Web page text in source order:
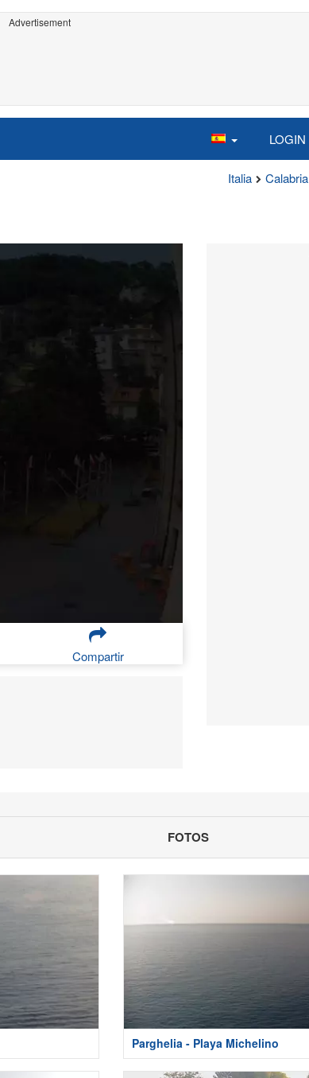
Advertisement
LOGIN
Italia Calabria
Compartir
FOTOS
Parghelia - Playa Michelino